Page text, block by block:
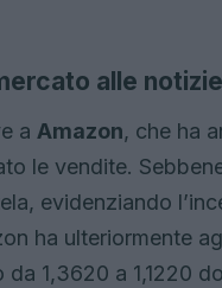
alle notizie
a Amazon, che ha
le vendite.
evidenziando
ha ulteriormente
1,3620 a 1,1220